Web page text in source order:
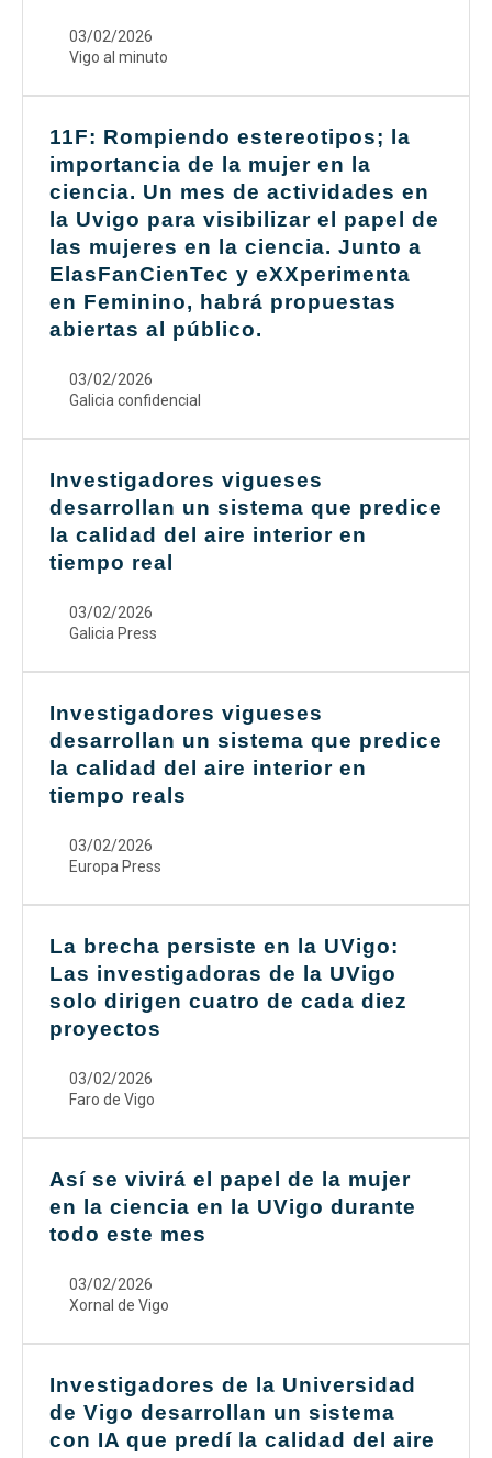
03/02/2026
Vigo al minuto
11F: Rompiendo estereotipos; la
importancia de la mujer en la
ciencia. Un mes de actividades en
la Uvigo para visibilizar el papel de
las mujeres en la ciencia. Junto a
ElasFanCienTec y eXXperimenta
en Feminino, habrá propuestas
abiertas al público.
03/02/2026
Galicia confidencial
Investigadores vigueses
desarrollan un sistema que predice
la calidad del aire interior en
tiempo real
03/02/2026
Galicia Press
Investigadores vigueses
desarrollan un sistema que predice
la calidad del aire interior en
tiempo reals
03/02/2026
Europa Press
La brecha persiste en la UVigo:
Las investigadoras de la UVigo
solo dirigen cuatro de cada diez
proyectos
03/02/2026
Faro de Vigo
Así se vivirá el papel de la mujer
en la ciencia en la UVigo durante
todo este mes
03/02/2026
Xornal de Vigo
Investigadores de la Universidad
de Vigo desarrollan un sistema
con IA que predí la calidad del aire